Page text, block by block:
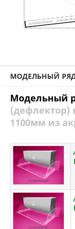
МОДЕЛЬНЫЙ
Модельный
1100мм из